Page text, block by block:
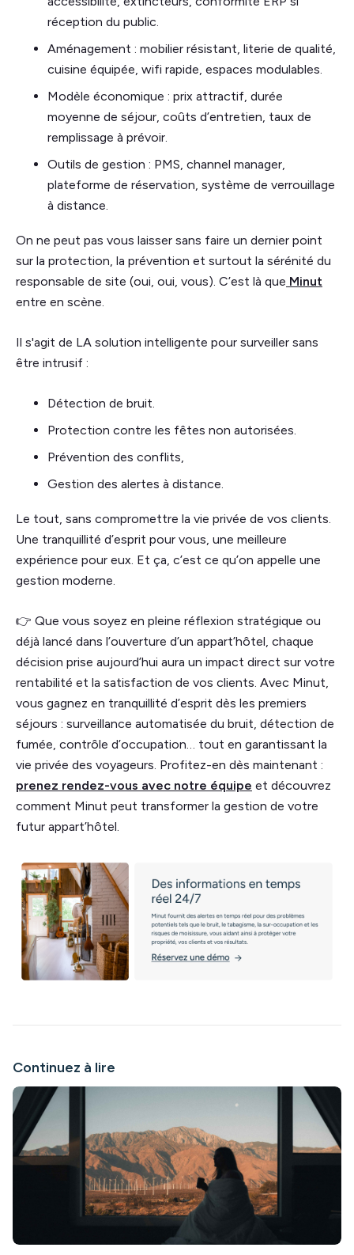
réception du public.
Aménagement : mobilier résistant, literie de qualité,
cuisine équipée, wifi rapide, espaces modulables.
Modèle économique : prix attractif, durée
moyenne de séjour, coûts d’entretien, taux de
remplissage à prévoir.
Outils de gestion : PMS, channel manager,
plateforme de réservation, système de verrouillage
à distance.
On ne peut pas vous laisser sans faire un dernier point
sur la protection, la prévention et surtout la sérénité du
responsable de site (oui, oui, vous). C’est là que Minut
entre en scène.
Il s'agit de LA solution intelligente pour surveiller sans
être intrusif :
Détection de bruit.
Protection contre les fêtes non autorisées.
Prévention des conflits,
Gestion des alertes à distance.
Le tout, sans compromettre la vie privée de vos clients.
Une tranquillité d’esprit pour vous, une meilleure
expérience pour eux. Et ça, c’est ce qu’on appelle une
gestion moderne.
👉 Que vous soyez en pleine réflexion stratégique ou
déjà lancé dans l’ouverture d’un appart’hôtel, chaque
décision prise aujourd’hui aura un impact direct sur votre
rentabilité et la satisfaction de vos clients. Avec Minut,
vous gagnez en tranquillité d’esprit dès les premiers
séjours : surveillance automatisée du bruit, détection de
fumée, contrôle d’occupation… tout en garantissant la
vie privée des voyageurs. Profitez-en dès maintenant :
prenez rendez-vous avec notre équipe et découvrez
comment Minut peut transformer la gestion de votre
futur appart’hôtel.
Continuez à lire